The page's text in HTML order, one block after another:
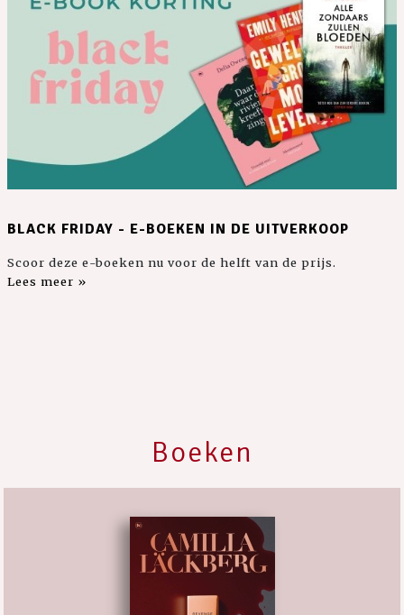
BLACK FRIDAY - E-BOEKEN IN DE UITVERKOOP
Scoor deze e-boeken nu voor de helft van de prijs.
Lees meer »
Boeken